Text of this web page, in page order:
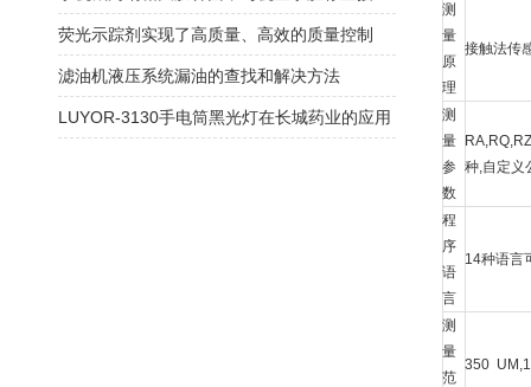
测
量
原
理
接触法传
测
量
参
数
种,自定义
程
序
语
言
14种语言
测
量
范
350
荧光示踪剂实现了高质量、高效的质量控制
滤油机液压系统漏油的查找和解决方法
LUYOR-3130手电筒黑光灯在长城药业的应用